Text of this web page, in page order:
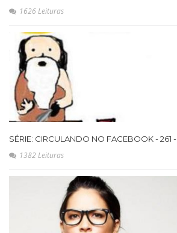
1626 Leituras
SÉRIE: CIRCULANDO NO FACEBOOK - 261
1382 Leituras